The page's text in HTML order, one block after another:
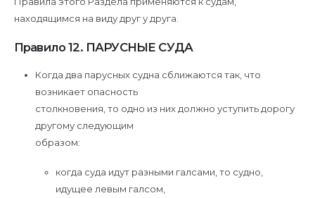
находящимся на виду друг у друга.
Правило 12. ПАРУСНЫЕ СУДА
Когда два парусных судна сближаются так, что
возникает опасность
столкновения, то одно из них должно уступить дорогу
другому следующим
образом:
когда суда идут разными галсами, то судно,
идущее левым галсом,